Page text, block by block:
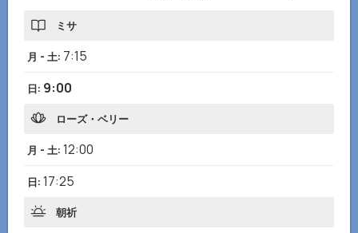
ミサ
月 - 土: 7:15
日: 9:00
ローズ・ベリー
月 - 土: 12:00
日: 17:25
朝祈